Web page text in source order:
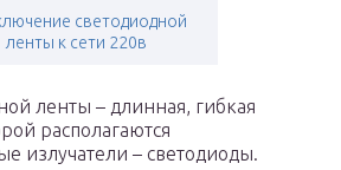
светодиодной
ленты к сети 220в
ленты – длинная, гибкая
располагаются
излучатели – светодиоды.